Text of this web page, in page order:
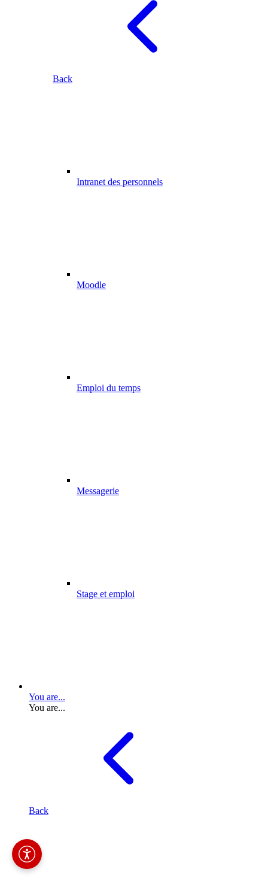
Back
Intranet des personnels
Moodle
Emploi du temps
Messagerie
Stage et emploi
You are...
You are...
Back